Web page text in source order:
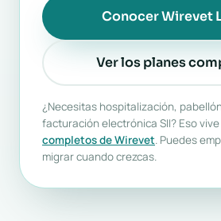
Conocer Wirevet
Ver los planes
¿Necesitas hospitalización,
facturación electrónica SII? Eso
completos de Wirevet. Puedes
migrar cuando crezcas.